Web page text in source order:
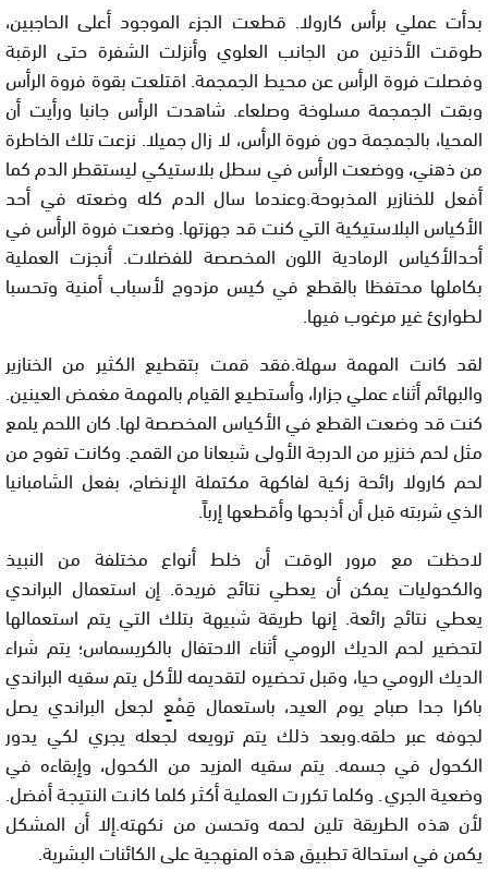
بدأت عملي برأس كارولا. قطعت الجزء الموجود أعلى الحاجبين،
طوقت الأذنين من الجانب العلوي وأنزلت الشفرة حتى الرقبة
وفصلت فروة الرأس عن محيط الجمجمة. اقتلعت بقوة فروة الرأس
وبقت الجمجمة مسلوخة وصلعاء. شاهدت الرأس جانبا ورأيت أن
المحيا، بالجمجمة دون فروة الرأس، لا زال جميلا. نزعت تلك الخاطرة
من ذهني، ووضعت الرأس في سطل بلاستيكي ليستقطر الدم كما
أفعل للخنازير المذبوحة.وعندما سال الدم كله وضعته في أحد
الأكياس البلاستيكية التي كنت قد جهزتها. وضعت فروة الرأس في
أحدالأكياس الرمادية اللون المخصصة للفضلات. أنجزت العملية
بكاملها محتفظا بالقطع في كيس مزدوج لأسباب أمنية وتحسبا
لطوارئ غير مرغوب فيها.
لقد كانت المهمة سهلة.فقد قمت بتقطيع الكثير من الخنازير
والبهائم أثناء عملي جزارا، وأستطيع القيام بالمهمة مغمض العينين.
كنت قد وضعت القطع في الأكياس المخصصة لها. كان اللحم يلمع
مثل لحم خنزير من الدرجة الأولى شبعانا من القمح. وكانت تفوح من
لحم كارولا رائحة زكية لفاكهة مكتملة الإنضاج، بفعل الشامبانيا
الذي شربته قبل أن أذبحها وأقطعها إرباً.
لاحظت مع مرور الوقت أن خلط أنواع مختلفة من النبيذ
والكحوليات يمكن أن يعطي نتائج فريدة. إن استعمال البراندي
يعطي نتائج رائعة. إنها طريقة شبيهة بتلك التي يتم استعمالها
لتحضير لحم الديك الرومي أثناء الاحتفال بالكريسماس؛ يتم شراء
الديك الرومي حيا، وقبل تحضيره لتقديمه للأكل يتم سقيه البراندي
باكرا جدا صباح يوم العيد، باستعمال قِمْعٍ لجعل البراندي يصل
لجوفه عبر حلقه.وبعد ذلك يتم ترويعه لجعله يجري لكي يدور
الكحول في جسمه. يتم سقيه المزيد من الكحول، وإبقاءه في
وضعية الجري. وكلما تكررت العملية أكثر كلما كانت النتيجة أفضل.
لأن هذه الطريقة تلين لحمه وتحسن من نكهته.إلا أن المشكل
يكمن في استحالة تطبيق هذه المنهجية على الكائنات البشرية.